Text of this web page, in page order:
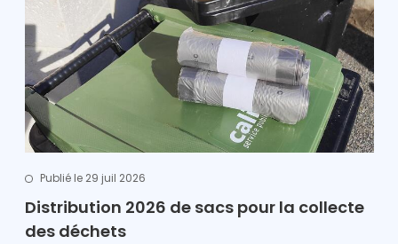
Publié le 29 juil 2026
Distribution 2026 de sacs pour la collecte
des déchets